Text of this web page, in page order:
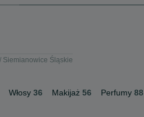
Siemianowice Śląskie
Włosy 36 Makijaż 56 Perfumy 88